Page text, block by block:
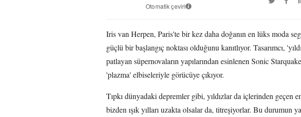
Otomatik çeviri i
Iris van Herpen, Paris'te bir kez daha doğanın en lüks moda
güçlü bir başlangıç noktası olduğunu kanıtlıyor. Tasarımcı,
patlayan süpernovaların yapılarından esinlenen Sonic
'plazma' elbiseleriyle görücüye çıkıyor.
Tıpkı dünyadaki depremler gibi, yıldızlar da içlerinden geçen
bizden ışık yılları uzakta olsalar da, titreşiyorlar. Bu durumun